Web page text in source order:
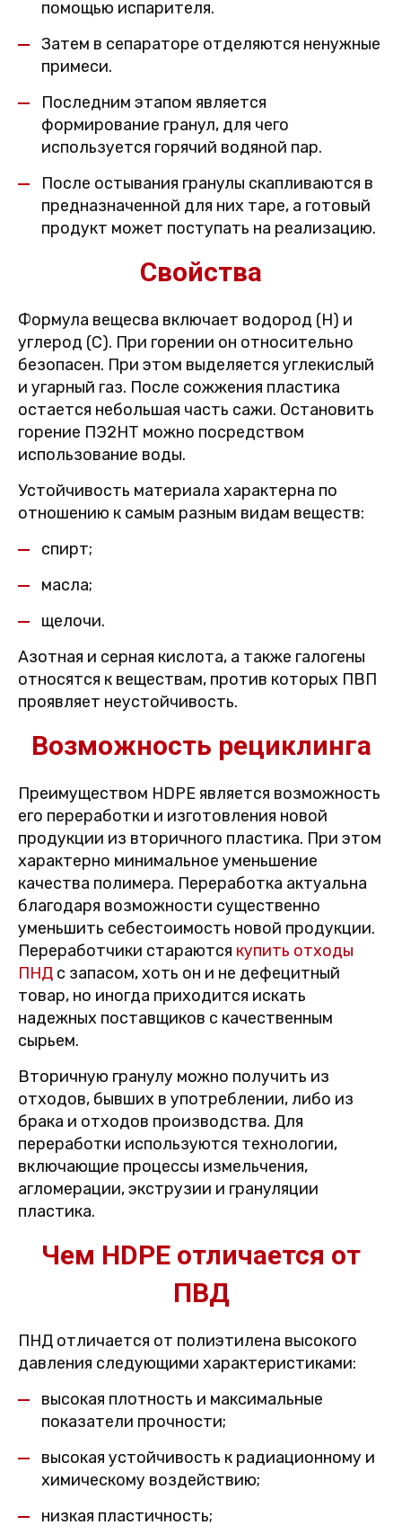
помощью испарителя.
Затем в сепараторе отделяются ненужные
примеси.
Последним этапом является
формирование гранул, для чего
используется горячий водяной пар.
После остывания гранулы скапливаются в
предназначенной для них таре, а готовый
продукт может поступать на реализацию.
Свойства
Формула вещесва включает водород (H) и
углерод (C). При горении он относительно
безопасен. При этом выделяется углекислый
и угарный газ. После сожжения пластика
остается небольшая часть сажи. Остановить
горение ПЭ2НТ можно посредством
использование воды.
Устойчивость материала характерна по
отношению к самым разным видам веществ:
спирт;
масла;
щелочи.
Азотная и серная кислота, а также галогены
относятся к веществам, против которых ПВП
проявляет неустойчивость.
Возможность рециклинга
Преимуществом HDPE является возможность
его переработки и изготовления новой
продукции из вторичного пластика. При этом
характерно минимальное уменьшение
качества полимера. Переработка актуальна
благодаря возможности существенно
уменьшить себестоимость новой продукции.
Переработчики стараются купить отходы
ПНД с запасом, хоть он и не дефецитный
товар, но иногда приходится искать
надежных поставщиков с качественным
сырьем.
Вторичную гранулу можно получить из
отходов, бывших в употреблении, либо из
брака и отходов производства. Для
переработки используются технологии,
включающие процессы измельчения,
агломерации, экструзии и грануляции
пластика.
Чем HDPE отличается от
ПВД
ПНД отличается от полиэтилена высокого
давления следующими характеристиками:
высокая плотность и максимальные
показатели прочности;
высокая устойчивость к радиационному и
химическому воздействию;
низкая пластичность;